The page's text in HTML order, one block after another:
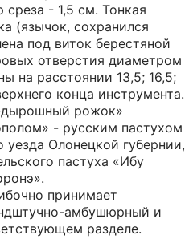
среза - 1,5 см. Тонкая
(язычок, сохранился
под виток берестяной
отверстия диаметром
на расстоянии 13,5; 16,5;
конца инструмента.
рожок»
- русским пастухом
уезда Олонецкой губернии,
пастуха «Ибу
принимает
амбушюрный и
разделе.